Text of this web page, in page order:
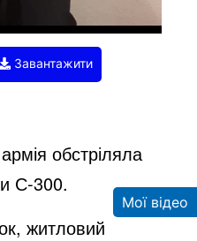
l
a
y
V
Завантажити
армія обстріляла
С-300.
житловий
Мої відео